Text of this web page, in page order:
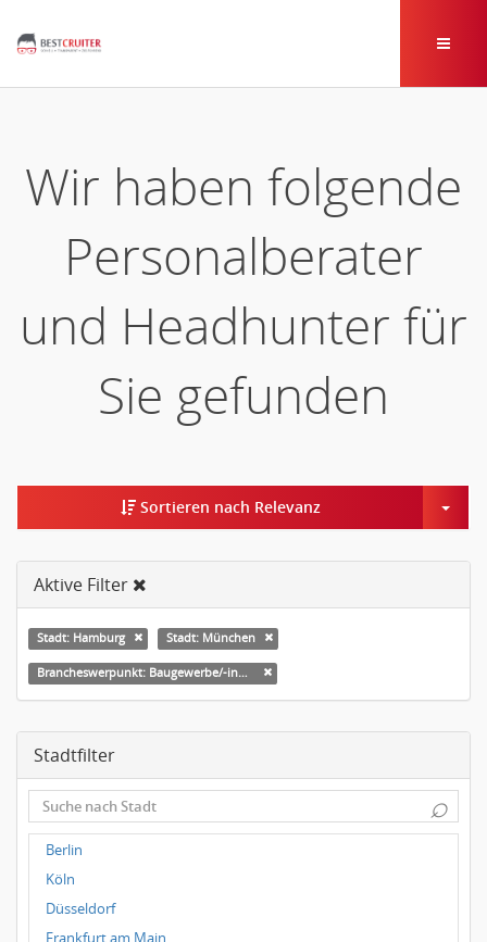
Wir haben folgende
Personalberater
und Headhunter für
Sie gefunden
Sortieren nach Relevanz
Aktive Filter
Stadt: Hamburg Stadt: München
Brancheswerpunkt: Baugewerbe/-industrie
Stadtfilter
⌕
Berlin
Köln
Düsseldorf